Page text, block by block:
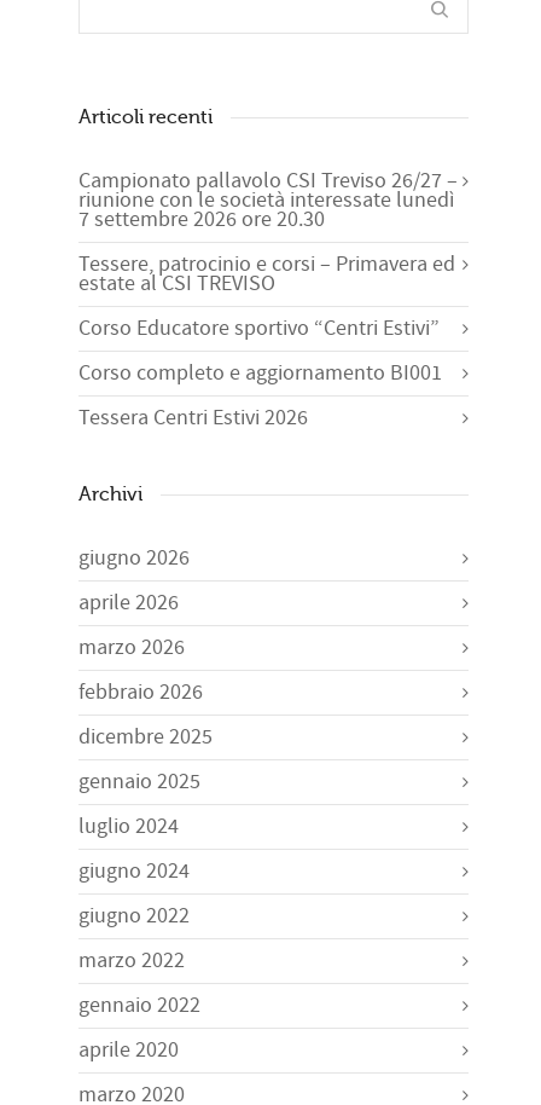
Articoli recenti
Campionato pallavolo CSI Treviso 26/27 –
riunione con le società interessate lunedì
7 settembre 2026 ore 20.30
Tessere, patrocinio e corsi – Primavera ed
estate al CSI TREVISO
Corso Educatore sportivo “Centri Estivi”
Corso completo e aggiornamento BI001
Tessera Centri Estivi 2026
Archivi
giugno 2026
aprile 2026
marzo 2026
febbraio 2026
dicembre 2025
gennaio 2025
luglio 2024
giugno 2024
giugno 2022
marzo 2022
gennaio 2022
aprile 2020
marzo 2020